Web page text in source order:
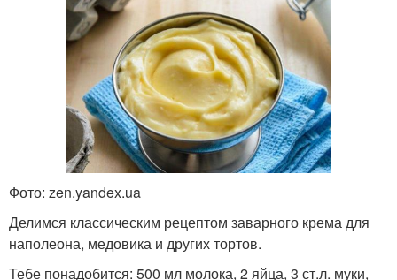
Фото: zen.yandex.ua
Делимся классическим рецептом заварного крема для
наполеона, медовика и других тортов.
Тебе понадобится: 500 мл молока, 2 яйца, 3 ст.л. муки,